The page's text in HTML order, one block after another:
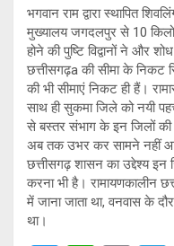
भगवान राम द्वारा स्थापित
मुख्यालय जगदलपुर से 10
होने की पुष्टि विद्वानों ने और
छत्तीसगढ़a की सीमा के
की भी सीमाएं निकट ही हैं।
साथ ही सुकमा जिले को नयी
से बस्तर संभाग के इन जिलों की
अब तक उभर कर सामने नहीं आ
छत्तीसगढ़ शासन का उद्देश्य इन
करना भी है। रामायणकालीन
में जाना जाता था, वनवास के
था।